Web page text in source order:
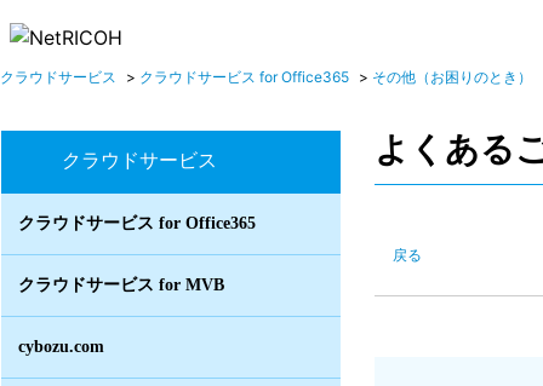
クラウドサービス > クラウドサービス for Office365 > その他（お困りのとき）
クラウドサービス
クラウドサービス for Office365
クラウドサービス for MVB
cybozu.com
よくある
戻る